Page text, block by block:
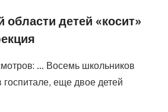
области детей «косит»
… Восемь школьников
госпитале, еще двое детей